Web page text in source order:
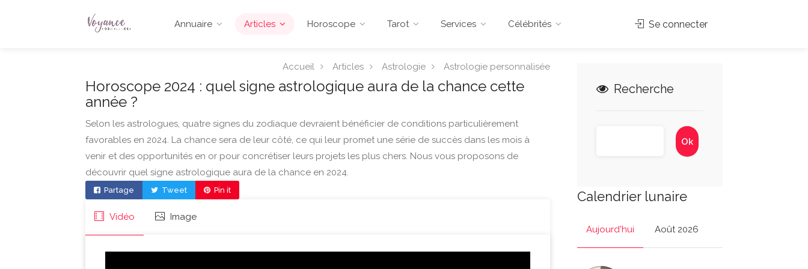
Annuaire Articles Horoscope Tarot Services Célébrités Se connecter
Accueil Articles Astrologie Astrologie personnalisée
Horoscope 2024 : quel signe astrologique aura de la chance cette
année ?
Selon les astrologues, quatre signes du zodiaque devraient bénéficier de conditions particulièrement
favorables en 2024. La chance sera de leur côté, ce qui leur promet une série de succès dans les mois à
venir et des opportunités en or pour concrétiser leurs projets les plus chers. Nous vous proposons de
découvrir quel signe astrologique aura de la chance en 2024.
Partage Tweet Pin it
Vidéo Image
Recherche
Calendrier lunaire
Aujourd'hui Août 2026